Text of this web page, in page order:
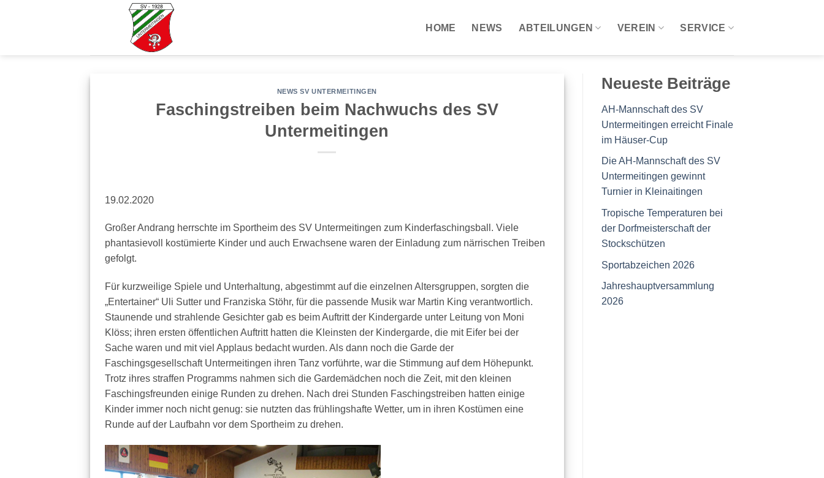
HOME NEWS ABTEILUNGEN VEREIN SERVICE
NEWS SV UNTERMEITINGEN
Faschingstreiben beim Nachwuchs des SV
Untermeitingen
19.02.2020
Großer Andrang herrschte im Sportheim des SV Untermeitingen zum Kinderfaschingsball. Viele
phantasievoll kostümierte Kinder und auch Erwachsene waren der Einladung zum närrischen Treiben
gefolgt.
Für kurzweilige Spiele und Unterhaltung, abgestimmt auf die einzelnen Altersgruppen, sorgten die
„Entertainer“ Uli Sutter und Franziska Stöhr, für die passende Musik war Martin King verantwortlich.
Staunende und strahlende Gesichter gab es beim Auftritt der Kindergarde unter Leitung von Moni
Klöss; ihren ersten öffentlichen Auftritt hatten die Kleinsten der Kindergarde, die mit Eifer bei der
Sache waren und mit viel Applaus bedacht wurden. Als dann noch die Garde der
Faschingsgesellschaft Untermeitingen ihren Tanz vorführte, war die Stimmung auf dem Höhepunkt.
Trotz ihres straffen Programms nahmen sich die Gardemädchen noch die Zeit, mit den kleinen
Faschingsfreunden einige Runden zu drehen. Nach drei Stunden Faschingstreiben hatten einige
Kinder immer noch nicht genug: sie nutzten das frühlingshafte Wetter, um in ihren Kostümen eine
Runde auf der Laufbahn vor dem Sportheim zu drehen.
Neueste Beiträge
AH-Mannschaft des SV
Untermeitingen erreicht Finale
im Häuser-Cup
Die AH-Mannschaft des SV
Untermeitingen gewinnt
Turnier in Kleinaitingen
Tropische Temperaturen bei
der Dorfmeisterschaft der
Stockschützen
Sportabzeichen 2026
Jahreshauptversammlung
2026